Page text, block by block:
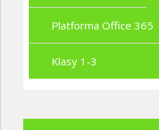
Platforma Office 365
Klasy 1-3